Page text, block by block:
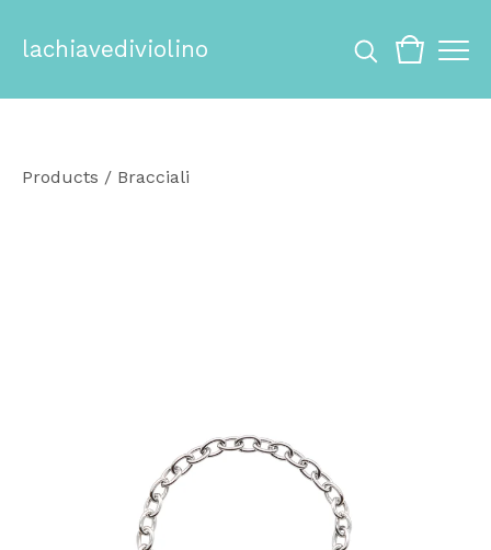
lachiavediviolino
Products / Bracciali